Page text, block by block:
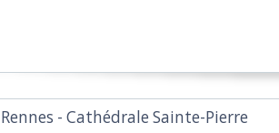
‎Rennes - Cathédrale Sainte-Pierre‎